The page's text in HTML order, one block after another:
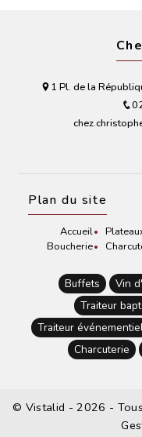
1 Pl. de la
Plan du site
Accueil
Boucherie
Buffets Vin
Traiteur
Traiteur
Charcuterie
© Vistalid - 2026 -